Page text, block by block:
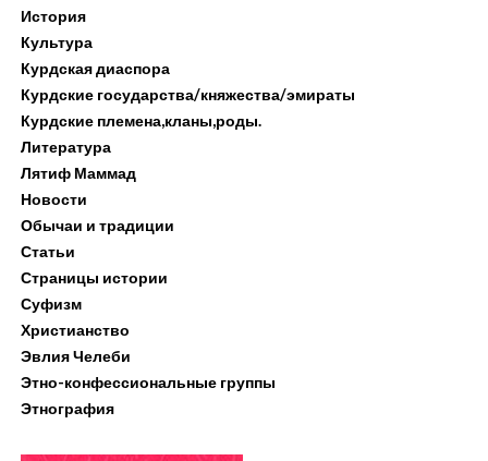
История
Культура
Курдская диаспора
Курдские государства/княжества/эмираты
Курдские племена,кланы,роды.
Литература
Лятиф Маммад
Новости
Обычаи и традиции
Статьи
Страницы истории
Суфизм
Христианство
Эвлия Челеби
Этно-конфессиональные группы
Этнография